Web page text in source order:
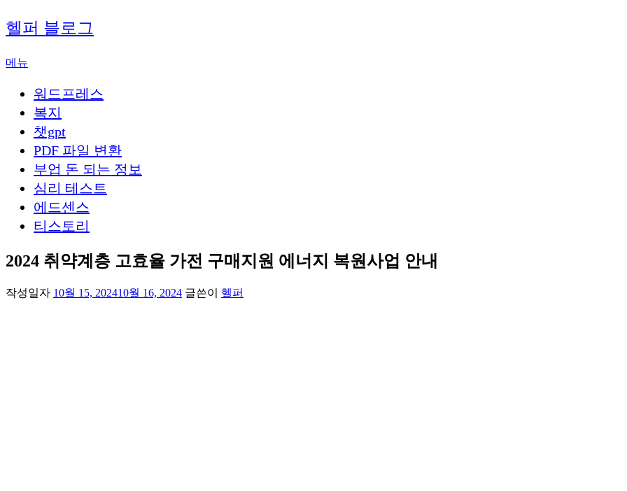
내
용
로
헬퍼 블로그
메뉴
워드프레스
복지
챗gpt
PDF 파일 변환
부업 돈 되는 정보
심리 테스트
에드센스
티스토리
2024 취약계층 고효율 가전 구매지원 에너지 복원사업 안내
작성일자 10월 15, 202410월 16, 2024 글쓴이 헬퍼